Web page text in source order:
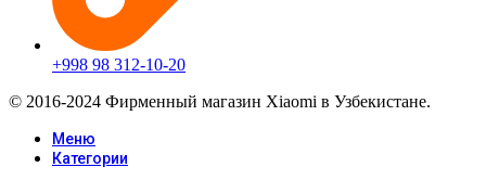
+998 98 312-10-20
© 2016-2024 Фирменный магазин Xiaomi в Узбекистане.
Меню
Категории